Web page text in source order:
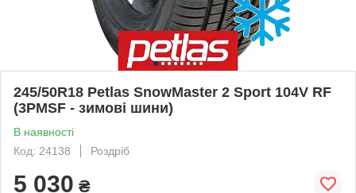
245/50R18 Petlas SnowMaster 2 Sport 104V RF
(3PMSF - зимові шини)
В наявності
Код: 24138
Роздріб
5 030 ₴